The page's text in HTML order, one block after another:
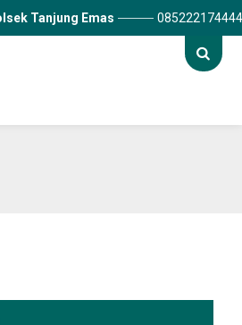
Tanjung Emas 085222174444